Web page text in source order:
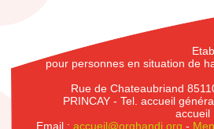
pour personnes en situation de
Rue de Chateaubriand
PRINCAY - Tel. accueil
accueil
Email : accueil@orghandi.org -